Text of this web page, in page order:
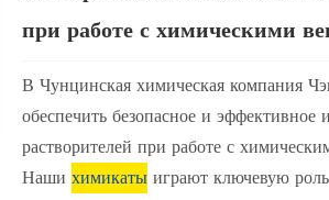
при работе с химическими
В Чунцинская химическая компания
обеспечить безопасное и эффективное
растворителей при работе с
Наши химикатыиграют ключевую